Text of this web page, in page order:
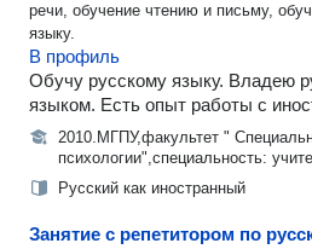
речи, обучение чтению и письму,
языку.
В профиль
Обучу русскому языку. Владею
языком. Есть опыт работы с
2010.МГПУ,факультет "
психологии",специальность:
Русский как иностранный